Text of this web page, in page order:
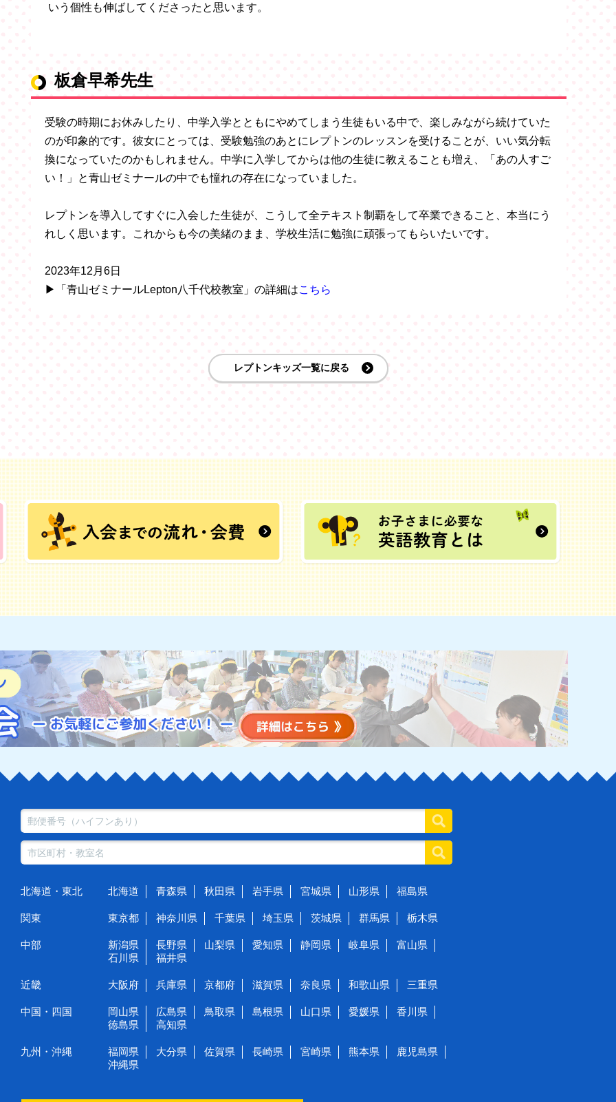
いう個性も伸ばしてくださったと思います。
板倉早希先生
受験の時期にお休みしたり、中学入学とともにやめてしまう生徒もいる中で、楽しみながら続けていた
のが印象的です。彼女にとっては、受験勉強のあとにレプトンのレッスンを受けることが、いい気分転
換になっていたのかもしれません。中学に入学してからは他の生徒に教えることも増え、「あの人すご
い！」と青山ゼミナールの中でも憧れの存在になっていました。
レプトンを導入してすぐに入会した生徒が、こうして全テキスト制覇をして卒業できること、本当にう
れしく思います。これからも今の美緒のまま、学校生活に勉強に頑張ってもらいたいです。
2023年12月6日
▶「青山ゼミナールLepton八千代校教室」の詳細はこちら
レプトンキッズ一覧に戻る
北海道・東北 北海道 青森県 秋田県 岩手県 宮城県 山形県 福島県
関東 東京都 神奈川県 千葉県 埼玉県 茨城県 群馬県 栃木県
中部 新潟県 長野県 山梨県 愛知県 静岡県 岐阜県
富山県
石川県
福井県
近畿 大阪府 兵庫県 京都府 滋賀県 奈良県 和歌山県 三重県
中国・四国 岡山県 広島県 鳥取県 島根県 山口県 愛媛県
香川県
徳島県
高知県
九州・沖縄 福岡県 大分県 佐賀県 長崎県 宮崎県 熊本県
鹿児島県
沖縄県